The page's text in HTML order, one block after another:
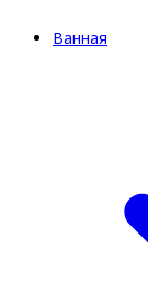
Ванная